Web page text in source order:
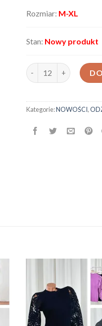
Rozmiar: M-XL
Stan: Nowy produkt
ilość Spodnie damskie
Kategorie:NOWOŚCI,